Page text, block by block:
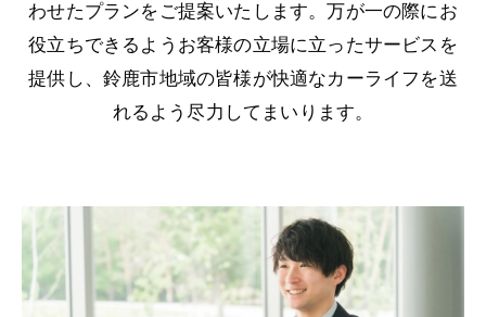
わせたプランをご提案いたします。万が一の際にお
役立ちできるようお客様の立場に立ったサービスを
提供し、鈴鹿市地域の皆様が快適なカーライフを送
れるよう尽力してまいります。